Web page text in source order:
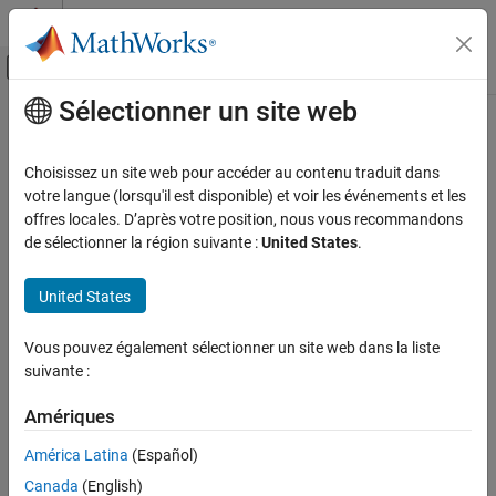
Passer au contenu
Activer/désactiver l'affichage du menu
Accueil de la documentation
Polyspace Bug Finder
Reviewing and Reporting Results
Polyspace Bug Finder Results
Coding Standards
MISRA C:2023 Directives and Rules
ON THIS PAGE
Contenu principal
MISRA C:2023 Rule 12.3
The comma operator should not be used
Since R2024a
expand all in page
The comma operator should not be used
Rationale
often write the same code in another form.
Troubleshooting
If you expect a rule violation but do not see it, refer to
Sélectionner un site web
Choisissez un site web pour accéder au contenu traduit dans
votre langue (lorsqu'il est disponible) et voir les événements et les
offres locales. D’après votre position, nous vous recommandons
de sélectionner la région suivante :United States.
United States
Vous pouvez également sélectionner un site web dans la liste
suivante :
Amériques
América Latina (Español)
Canada (English)